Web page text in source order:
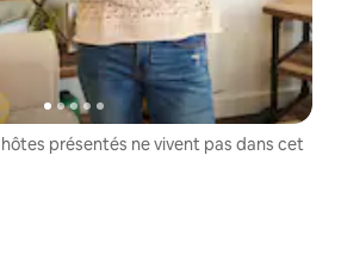
présentés ne vivent pas dans cet